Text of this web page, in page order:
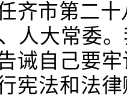
齐市第二
人大常委
诫自己要
宪法和法